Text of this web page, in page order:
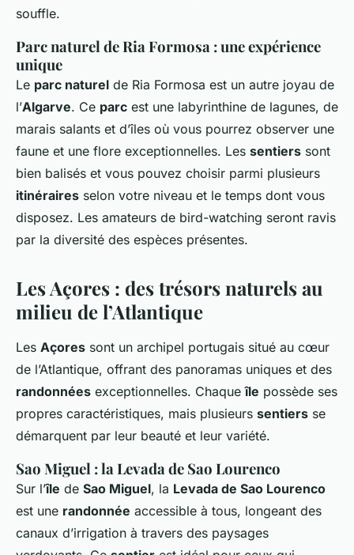
souffle.
Parc naturel de Ria Formosa : une expérience
unique
Le parc naturel de Ria Formosa est un autre joyau de
l’Algarve. Ce parc est une labyrinthine de lagunes, de
marais salants et d’îles où vous pourrez observer une
faune et une flore exceptionnelles. Les sentiers sont
bien balisés et vous pouvez choisir parmi plusieurs
itinéraires selon votre niveau et le temps dont vous
disposez. Les amateurs de bird-watching seront ravis
par la diversité des espèces présentes.
Les Açores : des trésors naturels au
milieu de l’Atlantique
Les Açores sont un archipel portugais situé au cœur
de l’Atlantique, offrant des panoramas uniques et des
randonnées exceptionnelles. Chaqueîle possède ses
propres caractéristiques, mais plusieurs sentiers se
démarquent par leur beauté et leur variété.
Sao Miguel : la Levada de Sao Lourenco
Sur l’île de Sao Miguel, la Levada de Sao Lourenco
est une randonnée accessible à tous, longeant des
canaux d’irrigation à travers des paysages